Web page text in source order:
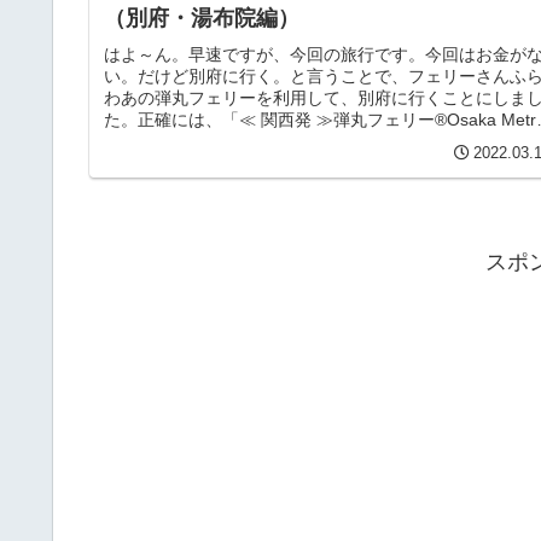
（別府・湯布院編）
はよ～ん。早速ですが、今回の旅行です。今回はお金がな
い。だけど別府に行く。と言うことで、フェリーさんふら
わあの弾丸フェリーを利用して、別府に行くことにしまし
た。正確には、「≪ 関西発 ≫弾丸フェリー®Osaka Metro
スポ